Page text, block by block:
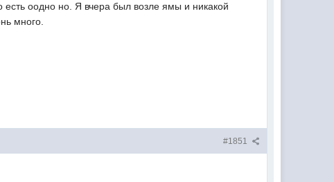
оодно но. Я вчера был возле ямы и никакой
много.
#1851